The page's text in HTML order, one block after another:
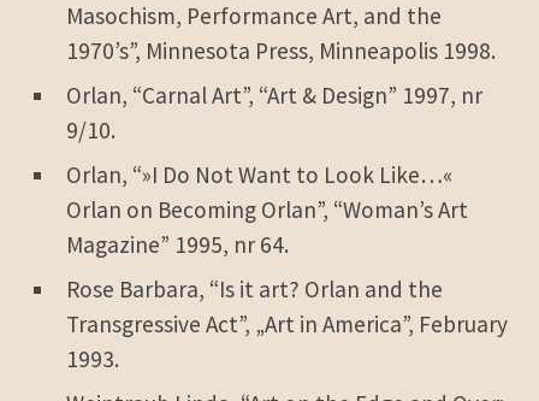
Masochism, Performance Art, and the
1970’s”, Minnesota Press, Minneapolis 1998.
Orlan, “Carnal Art”, “Art & Design” 1997, nr
9/10.
Orlan, “»I Do Not Want to Look Like…«
Orlan on Becoming Orlan”, “Woman’s Art
Magazine” 1995, nr 64.
Rose Barbara, “Is it art? Orlan and the
Transgressive Act”, „Art in America”, February
1993.